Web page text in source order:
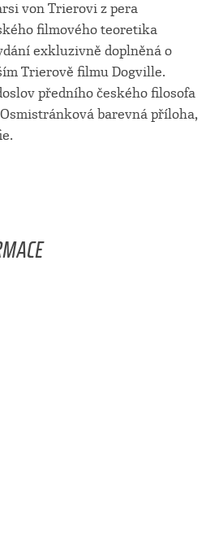
von Trierovi z pera
filmového teoretika
exkluzivně doplněná o
Trierově filmu Dogville.
předního českého filosofa
barevná příloha,